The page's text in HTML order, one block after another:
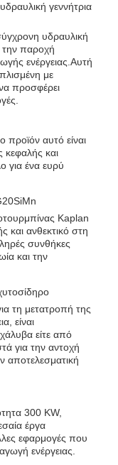
γεννήτρια
υδραυλική
την παροχή
ενέργειας.Αυτή
με
προσφέρει
προϊόν αυτό είναι
κεφαλής και
για ένα ευρύ
Kaplan
και ανθεκτικό στη
συνθήκες
και την
τη μετατροπή της
είναι
είτε από
για την αντοχή
αποτελεσματική
300 KW,
έργα
εφαρμογές που
ενέργειας.